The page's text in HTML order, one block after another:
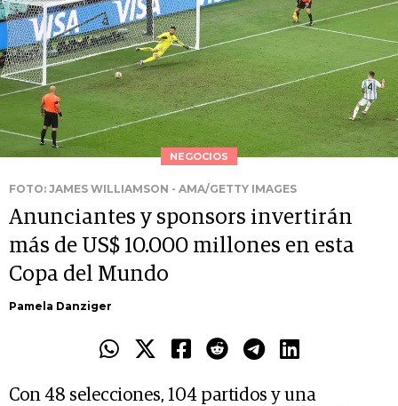
NEGOCIOS
FOTO: JAMES WILLIAMSON - AMA/GETTY IMAGES
Anunciantes y sponsors invertirán
más de US$ 10.000 millones en esta
Copa del Mundo
Pamela Danziger
Con 48 selecciones, 104 partidos y una